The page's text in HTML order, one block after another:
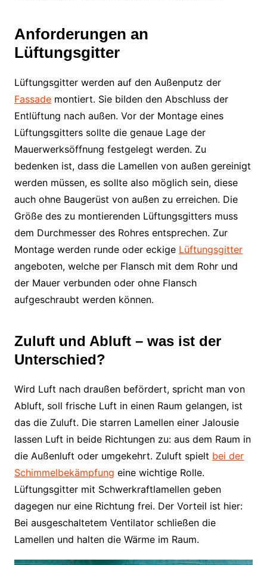
Anforderungen an
Lüftungsgitter
Lüftungsgitter werden auf den Außenputz der
Fassademontiert. Sie bilden den Abschluss der
Entlüftung nach außen. Vor der Montage eines
Lüftungsgitters sollte die genaue Lage der
Mauerwerksöffnung festgelegt werden. Zu
bedenken ist, dass die Lamellen von außen gereinigt
werden müssen, es sollte also möglich sein, diese
auch ohne Baugerüst von außen zu erreichen. Die
Größe des zu montierenden Lüftungsgitters muss
dem Durchmesser des Rohres entsprechen. Zur
Montage werden runde oder eckige Lüftungsgitter
angeboten, welche per Flansch mit dem Rohr und
der Mauer verbunden oder ohne Flansch
aufgeschraubt werden können.
Zuluft und Abluft – was ist der
Unterschied?
Wird Luft nach draußen befördert, spricht man von
Abluft, soll frische Luft in einen Raum gelangen, ist
das die Zuluft. Die starren Lamellen einer Jalousie
lassen Luft in beide Richtungen zu: aus dem Raum in
die Außenluft oder umgekehrt. Zuluft spielt bei der
Schimmelbekämpfung eine wichtige Rolle.
Lüftungsgitter mit Schwerkraftlamellen geben
dagegen nur eine Richtung frei. Der Vorteil ist hier:
Bei ausgeschaltetem Ventilator schließen die
Lamellen und halten die Wärme im Raum.